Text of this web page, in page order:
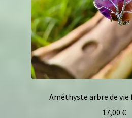
Améthyste arbre de
17,00 €